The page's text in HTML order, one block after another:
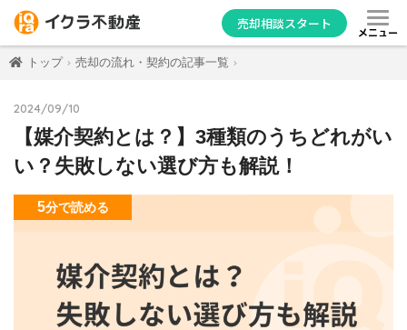
売却相談スタート
メニュー
トップ 売却の流れ・契約の記事一覧
2024/09/10
【媒介契約とは？】3種類のうちどれがい
い？失敗しない選び方も解説！
5分で読める